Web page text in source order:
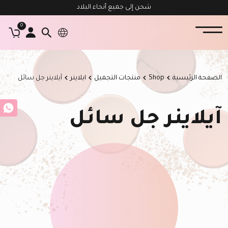
شحن إلى جميع أنحاء البلاد
0
الصفحة الرئيسية Shop منتجات التجميل ايلاينر آيلاينر جل سائل
آيلاينر جل سائل